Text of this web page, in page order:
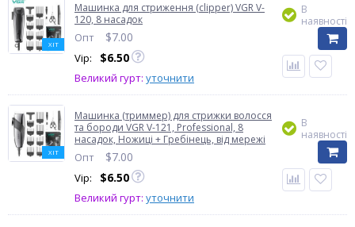
ХІТ
Машинка для стриження (clipper) VGR V-
120, 8 насадок
Опт $7.00
Vip: $6.50
Великий гурт: уточнити
В
наявності
ХІТ
Машинка (триммер) для стрижки волосся
та бороди VGR V-121, Professional, 8
насадок, Ножиці + Гребінець, від мережі
Опт $7.00
Vip: $6.50
Великий гурт: уточнити
В
наявності